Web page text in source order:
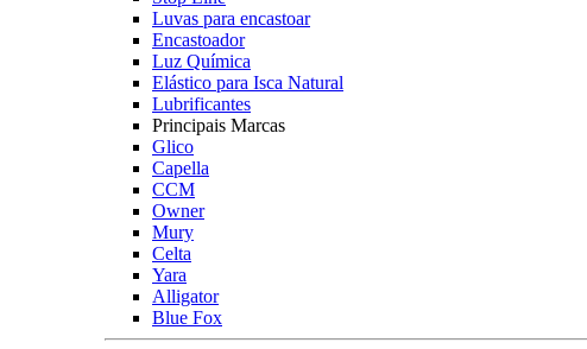
Luvas para encastoar
Encastoador
Luz Química
Elástico para Isca Natural
Lubrificantes
Principais Marcas
Glico
Capella
CCM
Owner
Mury
Celta
Yara
Alligator
Blue Fox